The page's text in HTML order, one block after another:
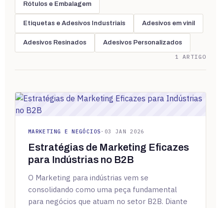
Rótulos e Embalagem
Etiquetas e Adesivos Industriais Adesivos em vinil
Adesivos Resinados Adesivos Personalizados
1 ARTIGO
MARKETING E NEGÓCIOS · 03 JAN 2026
Estratégias de Marketing Eficazes
para Indústrias no B2B
O Marketing para indústrias vem se
consolidando como uma peça fundamental
para negócios que atuam no setor B2B. Diante